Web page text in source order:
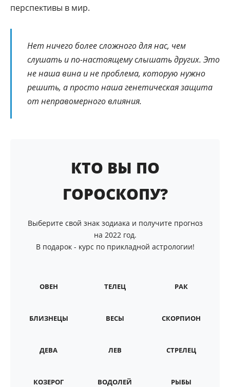
перспективы в мир.
Нет ничего более сложного для нас, чем
слушать и по-настоящему слышать других. Это
не наша вина и не проблема, которую нужно
решить, а просто наша генетическая защита
от неправомерного влияния.
КТО ВЫ ПО
ГОРОСКОПУ?
Выберите свой знак зодиака и получите прогноз
на 2022 год.
В подарок - курс по прикладной астрологии!
ОВЕН ТЕЛЕЦ РАК
БЛИЗНЕЦЫ ВЕСЫ СКОРПИОН
ДЕВА ЛЕВ СТРЕЛЕЦ
КОЗЕРОГ ВОДОЛЕЙ РЫБЫ